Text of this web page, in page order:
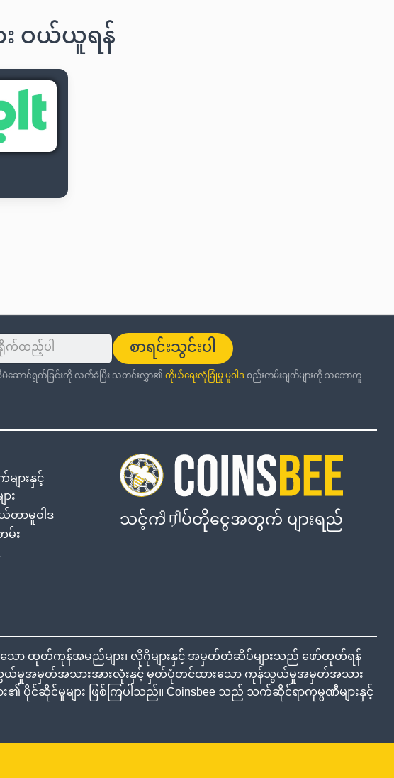
ဝယ်ယူရန်
စာရင်းသွင်းပါ
ဆောင်ရွက်ခြင်းကို လက်ခံပြီး သတင်းလွှာ၏ကိုယ်ရေးလုံခြုံမှု မူဝါဒစည်းကမ်းချက်များကို သဘောတူ
ားနှင့်
း
ာမူဝါဒ
း သင့်ကிரிပ်တိုငွေအတွက် ပျားရည်
ထုတ်ကုန်အမည်များ၊ လိုဂိုများနှင့် အမှတ်တံဆိပ်များသည် ဖော်ထုတ်ရန်
မှုအမှတ်အသားအားလုံးနှင့် မှတ်ပုံတင်ထားသော ကုန်သွယ်မှုအမှတ်အသား
၏ ပိုင်ဆိုင်မှုများ ဖြစ်ကြပါသည်။ Coinsbee သည် သက်ဆိုင်ရာကုမ္ပဏီများနှင့်